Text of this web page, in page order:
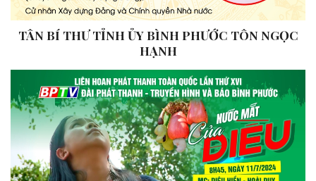
TÂN BÍ THƯ TỈNH ỦY BÌNH PHƯỚC TÔN NGỌC
HẠNH